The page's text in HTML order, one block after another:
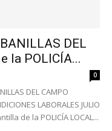
DEL
la POLICÍA...
0
DEL CAMPO
LABORALES JULIO
de la POLICÍA LOCAL...